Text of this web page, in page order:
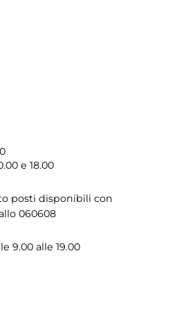
e 18.00
posti disponibili con
060608
9.00 alle 19.00